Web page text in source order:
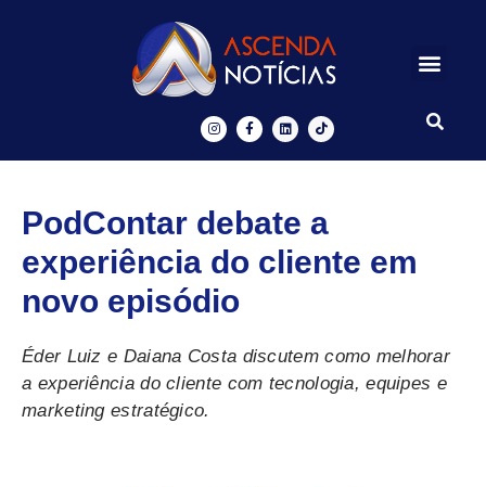
PodContar debate a
experiência do cliente em
novo episódio
Éder Luiz e Daiana Costa discutem como melhorar
a experiência do cliente com tecnologia, equipes e
marketing estratégico.